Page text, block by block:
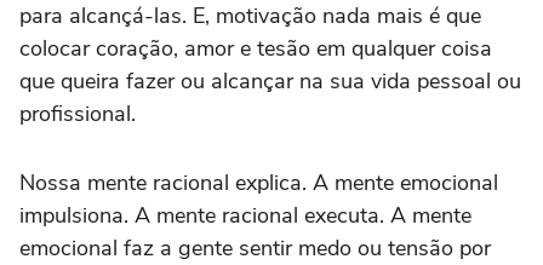
para alcançá-las. E, motivação nada mais é que
colocar coração, amor e tesão em qualquer coisa
que queira fazer ou alcançar na sua vida pessoal ou
profissional.
Nossa mente racional explica. A mente emocional
impulsiona. A mente racional executa. A mente
emocional faz a gente sentir medo ou tensão por